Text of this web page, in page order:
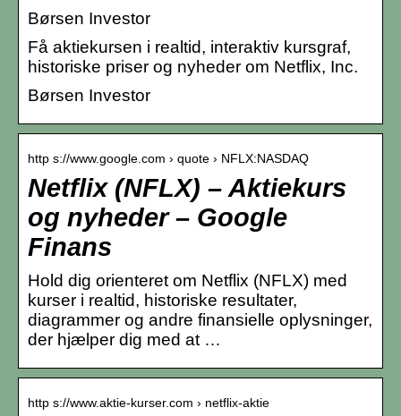
Børsen Investor
Få aktiekursen i realtid, interaktiv kursgraf,
historiske priser og nyheder om Netflix, Inc.
Børsen Investor
http s://www.google.com › quote › NFLX:NASDAQ
Netflix (NFLX) – Aktiekurs
og nyheder – Google
Finans
Hold dig orienteret om Netflix (NFLX) med
kurser i realtid, historiske resultater,
diagrammer og andre finansielle oplysninger,
der hjælper dig med at …
http s://www.aktie-kurser.com › netflix-aktie